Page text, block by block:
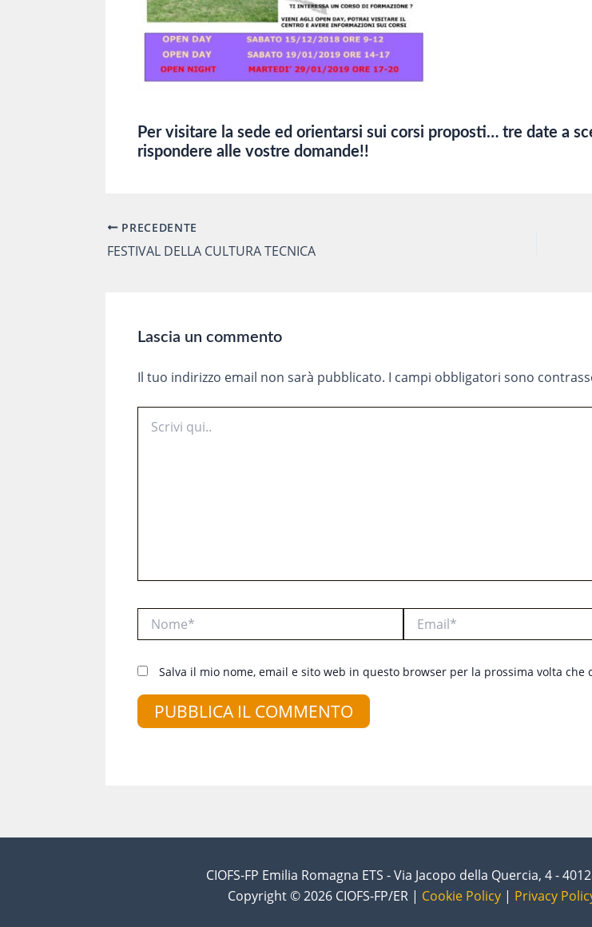
Per visitare la sede ed orientarsi sui corsi proposti… tre date a
rispondere alle vostre domande!!
Navigazione
articoli
PRECEDENTE
FESTIVAL DELLA CULTURA TECNICA
Lascia un commento
Il tuo indirizzo email non sarà pubblicato. I campi obbligatori sono
qui..
Salva il mio nome, email e sito web in questo browser per la prossima volta che
CIOFS-FP Emilia Romagna ETS - Via Jacopo della Quercia, 4 -
Copyright © 2026 CIOFS-FP/ER | Cookie Policy | Privacy